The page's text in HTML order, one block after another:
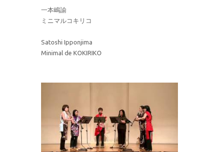
一本嶋諭
ミニマルコキリコ
Satoshi Ipponjima
Minimal de KOKIRIKO